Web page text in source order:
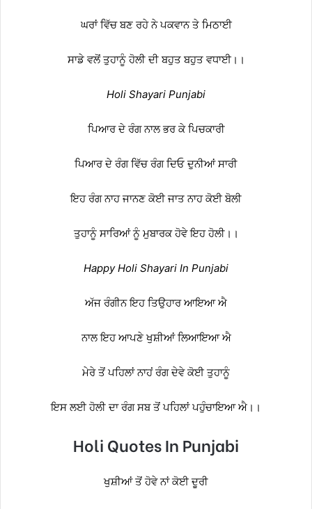
ਘਰਾਂ ਵਿੱਚ ਬਣ ਰਹੇ ਨੇ ਪਕਵਾਨ ਤੇ ਮਿਠਾਈ
ਸਾਡੇ ਵਲੋਂ ਤੁਹਾਨੂੰ ਹੋਲੀ ਦੀ ਬਹੁਤ ਬਹੁਤ ਵਧਾਈ।।
Holi Shayari Punjabi
ਪਿਆਰ ਦੇ ਰੰਗ ਨਾਲ ਭਰ ਕੇ ਪਿਚਕਾਰੀ
ਪਿਆਰ ਦੇ ਰੰਗ ਵਿੱਚ ਰੰਗ ਦਿਓ ਦੁਨੀਆਂ ਸਾਰੀ
ਇਹ ਰੰਗ ਨਾਹ ਜਾਨਣ ਕੋਈ ਜਾਤ ਨਾਹ ਕੋਈ ਬੋਲੀ
ਤੁਹਾਨੂੰ ਸਾਰਿਆਂ ਨੂੰ ਮੁਬਾਰਕ ਹੋਵੇ ਇਹ ਹੋਲੀ।।
Happy Holi Shayari In Punjabi
ਅੱਜ ਰੰਗੀਨ ਇਹ ਤਿਉਹਾਰ ਆਇਆ ਐ
ਨਾਲ ਇਹ ਆਪਣੇ ਖੁਸ਼ੀਆਂ ਲਿਆਇਆ ਐ
ਮੇਰੇ ਤੋਂ ਪਹਿਲਾਂ ਨਾਹਂ ਰੰਗ ਦੇਵੇ ਕੋਈ ਤੁਹਾਨੂੰ
ਇਸ ਲਈ ਹੋਲੀ ਦਾ ਰੰਗ ਸਬ ਤੋਂ ਪਹਿਲਾਂ ਪਹੁੰਚਾਇਆ ਐ।।
Holi Quotes In Punjabi
ਖੁਸ਼ੀਆਂ ਤੋਂ ਹੋਵੇ ਨਾਂ ਕੋਈ ਦੂਰੀ